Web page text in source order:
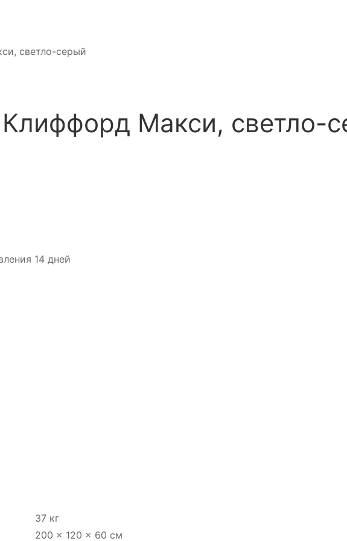
светло-серый
Макси, светло-
14 дней
37 кг
200 × 120 × 60 см